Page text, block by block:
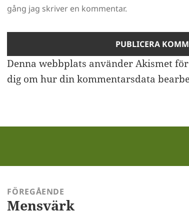
gång jag skriver en kommentar.
Denna webbplats använder Akismet
dig om hur din kommentarsdata
FÖREGÅENDE
Föregående
Mensvärk